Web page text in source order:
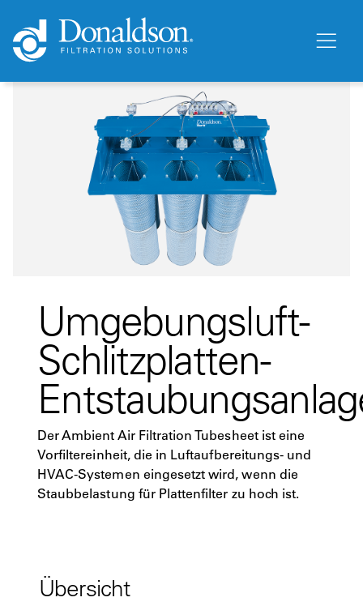
Umgebungsluft-
Schlitzplatten-
Der Ambient Air Filtration Tubesheet ist eine
Vorfiltereinheit, die in Luftaufbereitungs- und
HVAC-Systemen eingesetzt wird, wenn die
Staubbelastung für Plattenfilter zu hoch ist.
Übersicht